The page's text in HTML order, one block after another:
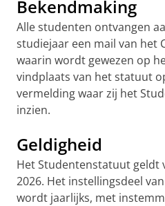
Bekendmaking
Alle studenten ontvangen
studiejaar een mail van het
waarin wordt gewezen op
vindplaats van het statuut
vermelding waar zij het
inzien.
Geldigheid
Het Studentenstatuut geldt
2026. Het instellingsdeel
wordt jaarlijks, met